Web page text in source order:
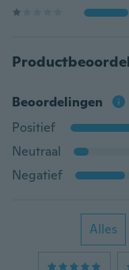
Beoordelingen
Positief
Neutraal
Negatief
Alles